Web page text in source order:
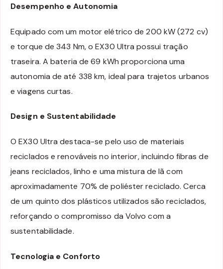
Desempenho e Autonomia
Equipado com um motor elétrico de 200 kW (272 cv)
e torque de 343 Nm, o EX30 Ultra possui tração
traseira. A bateria de 69 kWh proporciona uma
autonomia de até 338 km, ideal para trajetos urbanos
e viagens curtas.
Design e Sustentabilidade
O EX30 Ultra destaca-se pelo uso de materiais
reciclados e renováveis no interior, incluindo fibras de
jeans reciclados, linho e uma mistura de lã com
aproximadamente 70% de poliéster reciclado. Cerca
de um quinto dos plásticos utilizados são reciclados,
reforçando o compromisso da Volvo com a
sustentabilidade.
Tecnologia e Conforto